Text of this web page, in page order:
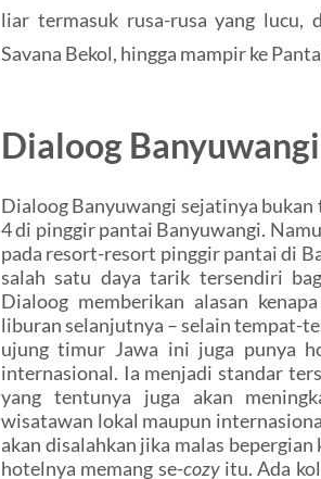
liar termasuk rusa-rusa yang lucu,
Savana Bekol, hingga mampir ke
Dialoog Banyuwangi
Dialoog Banyuwangi sejatinya
4 di pinggir pantai Banyuwangi.
pada resort-resort pinggir pantai di
salah satu daya tarik tersendiri
Dialoog memberikan alasan
liburan selanjutnya – selain tempat-
ujung timur Jawa ini juga punya
internasional. Ia menjadi standar
yang tentunya juga akan
wisatawan lokal maupun
akan disalahkan jika malas
hotelnya memang se-cozyitu. Ada